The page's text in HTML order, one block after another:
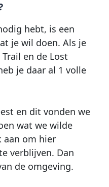
hebt, is een
je wil doen. Als je
en de Lost
je daar al 1 volle
en dit vonden we
wat we wilde
aan om hier
verblijven. Dan
de omgeving.